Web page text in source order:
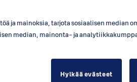
ja mainoksia, tarjota sosiaalisen median
median, mainonta- ja
Hylkää evästeet